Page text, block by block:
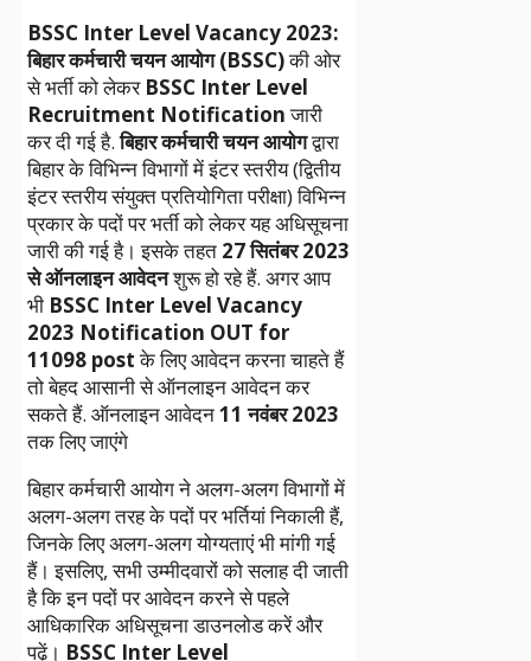
BSSC Inter Level Vacancy 2023:
बिहार कर्मचारी चयन आयोग (BSSC)की ओर
से भर्ती को लेकर BSSC Inter Level
Recruitment Notificationजारी
कर दी गई है.बिहार कर्मचारी चयन आयोगद्वारा
बिहार के विभिन्न विभागों में इंटर स्तरीय (द्वितीय
इंटर स्तरीय संयुक्त प्रतियोगिता परीक्षा) विभिन्न
प्रकार के पदों पर भर्ती को लेकर यह अधिसूचना
जारी की गई है। इसके तहत 27 सितंबर 2023
से ऑनलाइन आवेदनशुरू हो रहे हैं. अगर आप
भी BSSC Inter Level Vacancy
2023 Notification OUT for
11098 postके लिए आवेदन करना चाहते हैं
तो बेहद आसानी से ऑनलाइन आवेदन कर
सकते हैं. ऑनलाइन आवेदन11 नवंबर 2023
तक लिए जाएंगे
बिहार कर्मचारी आयोग ने अलग-अलग विभागों में
अलग-अलग तरह के पदों पर भर्तियां निकाली हैं,
जिनके लिए अलग-अलग योग्यताएं भी मांगी गई
हैं। इसलिए, सभी उम्मीदवारों को सलाह दी जाती
है कि इन पदों पर आवेदन करने से पहले
आधिकारिक अधिसूचना डाउनलोड करें और
पढ़ें। BSSC Inter Level